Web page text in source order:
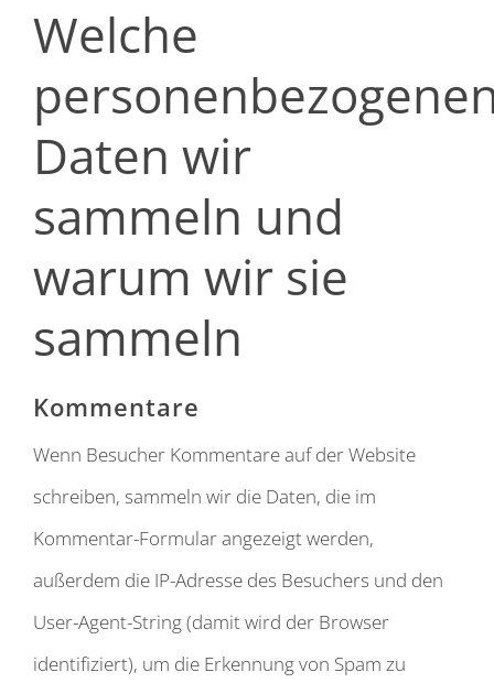
Welche
Daten wir
sammeln und
warum wir sie
sammeln
Kommentare
Wenn Besucher Kommentare auf der Website
schreiben, sammeln wir die Daten, die im
Kommentar-Formular angezeigt werden,
außerdem die IP-Adresse des Besuchers und den
User-Agent-String (damit wird der Browser
identifiziert), um die Erkennung von Spam zu